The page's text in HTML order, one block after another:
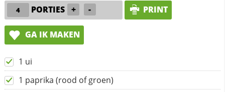
PORTIES + - PRINT
GA IK MAKEN
1 ui
1 paprika (rood of groen)